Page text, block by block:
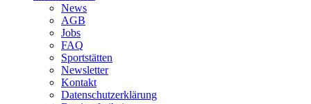
News
AGB
Jobs
FAQ
Sportstätten
Newsletter
Kontakt
Datenschutzerklärung